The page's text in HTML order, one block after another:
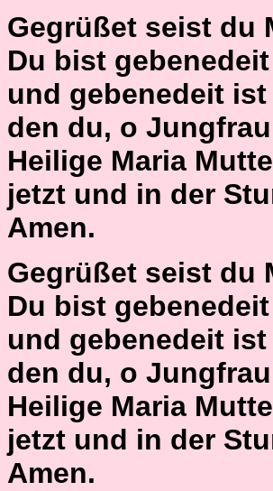
Gegrüßet seist du
Du bist
und gebenedeit
den du, o
Heilige Maria
jetzt und in der
Amen.
Gegrüßet seist du
Du bist
und gebenedeit
den du, o
Heilige Maria
jetzt und in der
Amen.